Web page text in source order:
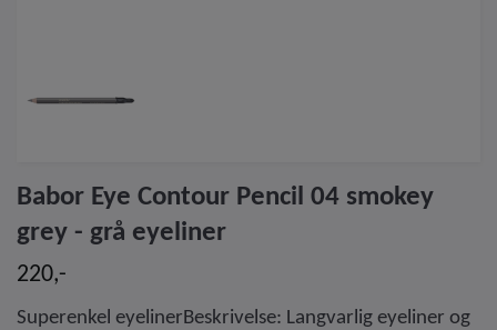
Babor Eye Contour Pencil 04 smokey
grey - grå eyeliner
220,-
Superenkel eyelinerBeskrivelse: Langvarlig eyeliner og